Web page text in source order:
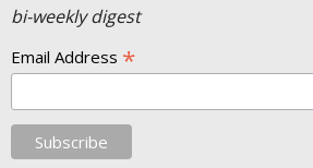
bi-weekly digest
Email Address *